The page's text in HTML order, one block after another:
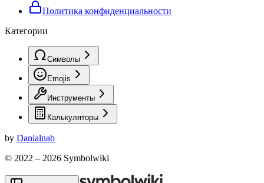
Политика конфиденциальности
Категории
Символы
Emojis
Инструменты
Калькуляторы
by Danialnab
© 2022 – 2026 Symbolwiki